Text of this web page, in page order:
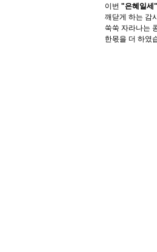
이번 "은혜일세"
깨닫게 하는 감
쑥쑥 자라나는
한몫을 더 하였